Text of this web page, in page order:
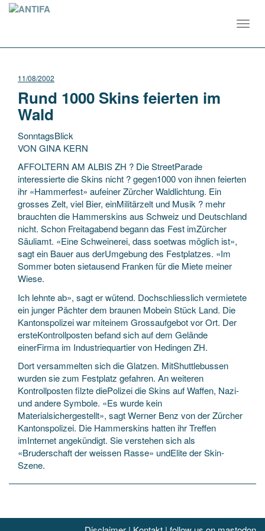
11/08/2002
Rund 1000 Skins feierten im
Wald
SonntagsBlick
VON GINA KERN
AFFOLTERN AM ALBIS ZH ? Die StreetParade
interessierte die Skins nicht ? gegen1000 von ihnen feierten
ihr «Hammerfest» aufeiner Zürcher Waldlichtung. Ein
grosses Zelt, viel Bier, einMilitärzelt und Musik ? mehr
brauchten die Hammerskins aus Schweiz und Deutschland
nicht. Schon Freitagabend begann das Fest imZürcher
Säuliamt. «Eine Schweinerei, dass soetwas möglich ist»,
sagt ein Bauer aus derUmgebung des Festplatzes. «Im
Sommer boten sietausend Franken für die Miete meiner
Wiese.
Ich lehnte ab», sagt er wütend. Dochschliesslich vermietete
ein junger Pächter dem braunen Mobein Stück Land. Die
Kantonspolizei war miteinem Grossaufgebot vor Ort. Der
ersteKontrollposten befand sich auf dem Gelände
einerFirma im Industriequartier von Hedingen ZH.
Dort versammelten sich die Glatzen. MitShuttlebussen
wurden sie zum Festplatz gefahren. An weiteren
Kontrollposten filzte diePolizei die Skins auf Waffen, Nazi-
und andere Symbole. «Es wurde kein
Materialsichergestellt», sagt Werner Benz von der Zürcher
Kantonspolizei. Die Hammerskins hatten ihr Treffen
imInternet angekündigt. Sie verstehen sich als
«Bruderschaft der weissen Rasse» undElite der Skin-
Szene.